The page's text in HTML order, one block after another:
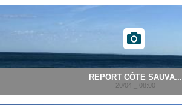
REPORT CÔTE SAUVA...
20/04 _ 08:00